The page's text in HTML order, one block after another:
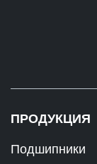
ПРОДУКЦИЯ
Подшипники